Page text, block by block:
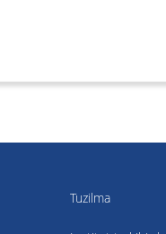
Tuzilma